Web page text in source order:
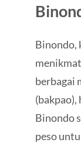
Binondo,
berbagai
(bakpao),
Binondo
peso